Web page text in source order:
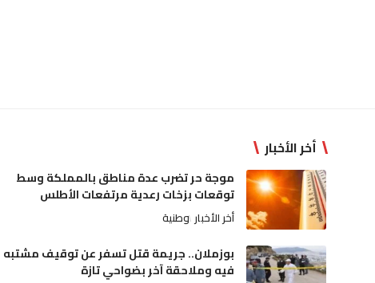
أخر الأخبار
موجة حر تضرب عدة مناطق بالمملكة وسط
توقعات بزخات رعدية مرتفعات الأطلس
أخر الأخبار وطنية
بوزملان.. جريمة قتل تسفر عن توقيف مشتبه
فيه وملاحقة آخر بضواحي تازة